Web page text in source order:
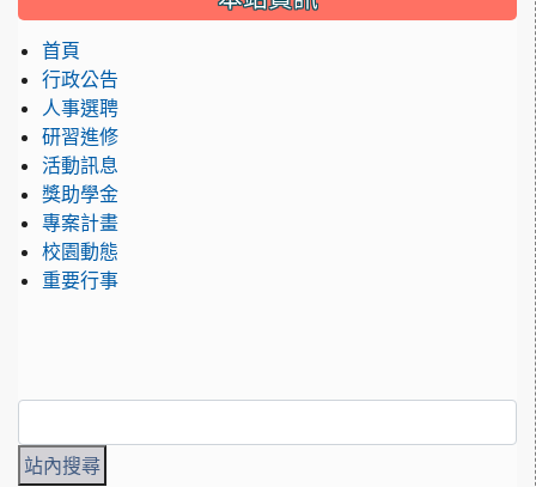
首頁
行政公告
人事選聘
研習進修
活動訊息
獎助學金
專案計畫
校園動態
重要行事